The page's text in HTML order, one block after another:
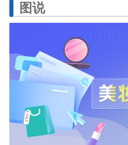
图说